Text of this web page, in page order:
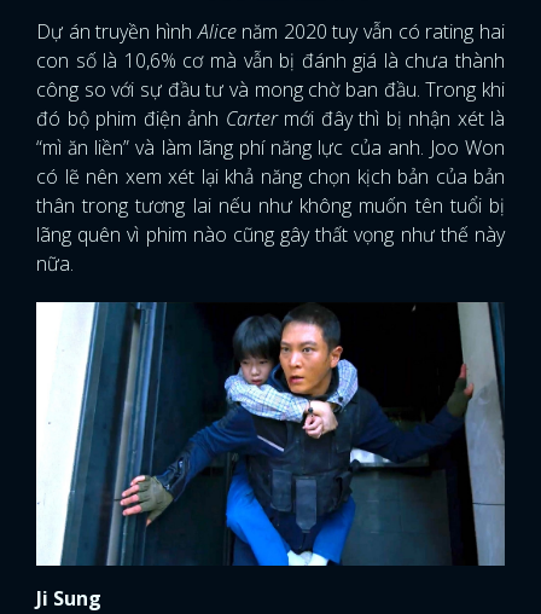
Dự án truyền hình Alicenăm 2020 tuy vẫn có rating hai
con số là 10,6% cơ mà vẫn bị đánh giá là chưa thành
công so với sự đầu tư và mong chờ ban đầu. Trong khi
đó bộ phim điện ảnh Cartermới đây thì bị nhận xét là
“mì ăn liền” và làm lãng phí năng lực của anh. Joo Won
có lẽ nên xem xét lại khả năng chọn kịch bản của bản
thân trong tương lai nếu như không muốn tên tuổi bị
lãng quên vì phim nào cũng gây thất vọng như thế này
nữa.
Ji Sung